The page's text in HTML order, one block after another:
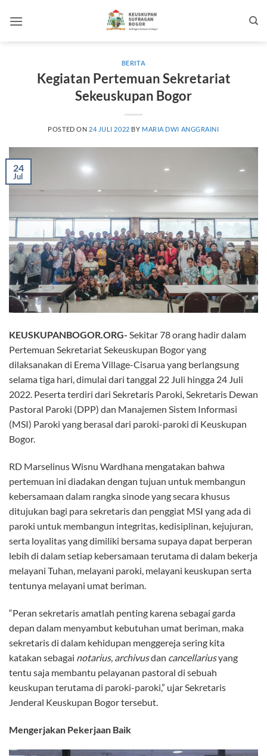
BERITA
Kegiatan Pertemuan Sekretariat
Sekeuskupan Bogor
POSTED ON 24 JULI 2022 BY MARIA DWI ANGGRAINI
24
Jul
KEUSKUPANBOGOR.ORG- Sekitar 78 orang hadir dalam
Pertemuan Sekretariat Sekeuskupan Bogor yang
dilaksanakan di Erema Village-Cisarua yang berlangsung
selama tiga hari, dimulai dari tanggal 22 Juli hingga 24 Juli
2022. Peserta terdiri dari Sekretaris Paroki, Sekretaris Dewan
Pastoral Paroki (DPP) dan Manajemen Sistem Informasi
(MSI) Paroki yang berasal dari paroki-paroki di Keuskupan
Bogor.
RD Marselinus Wisnu Wardhana mengatakan bahwa
pertemuan ini diadakan dengan tujuan untuk membangun
kebersamaan dalam rangka sinode yang secara khusus
ditujukan bagi para sekretaris dan penggiat MSI yang ada di
paroki untuk membangun integritas, kedisiplinan, kejujuran,
serta loyalitas yang dimiliki bersama supaya dapat berperan
lebih di dalam setiap kebersamaan terutama di dalam bekerja
melayani Tuhan, melayani paroki, melayani keuskupan serta
tentunya melayani umat beriman.
“Peran sekretaris amatlah penting karena sebagai garda
depan dalam menyambut kebutuhan umat beriman, maka
sekretaris di dalam kehidupan menggereja sering kita
katakan sebagai notarius, archivusdan cancellariusyang
tentu saja membantu pelayanan pastoral di sebuah
keuskupan terutama di paroki-paroki,” ujar Sekretaris
Jenderal Keuskupan Bogor tersebut.
Mengerjakan Pekerjaan Baik